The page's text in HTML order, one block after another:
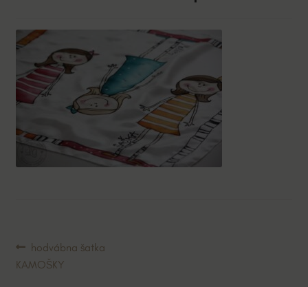
Kontakt
Navigácia
Predchádzajúci
článok:
hodvábna šatka
KAMOŠKY